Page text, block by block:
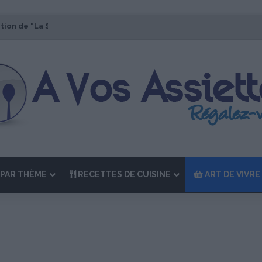
de “La Semaine des Chefs” du 19 au 24 octobre 2026
THÈME RECETTES DE CUISINE ART DE VIVRE